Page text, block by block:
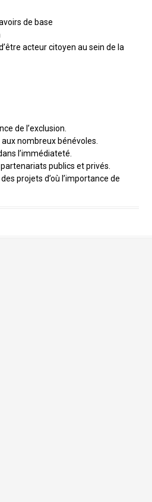
de base
acteur citoyen au sein de la
de l’exclusion.
nombreux bénévoles.
l’immédiateté.
publics et privés.
projets d’où l’importance de